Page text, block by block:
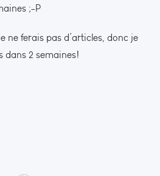
;-P
ne ferais pas d’articles, donc je
dans 2 semaines!